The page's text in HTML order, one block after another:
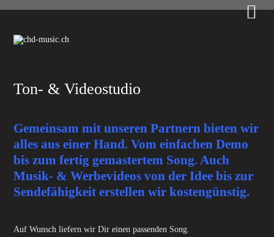

Ton- & Videostudio
Gemeinsam mit unseren Partnern bieten wir
alles aus einer Hand. Vom einfachen Demo
bis zum fertig gemastertem Song. Auch
Musik- & Werbevideos von der Idee bis zur
Sendefähigkeit erstellen wir kostengünstig.
Auf Wunsch liefern wir Dir einen passenden Song.